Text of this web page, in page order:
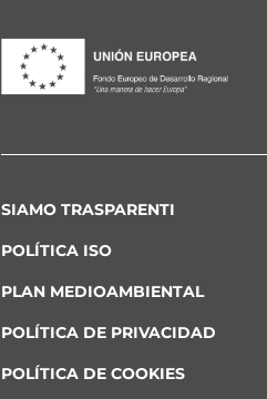
SIAMO TRASPARENTI
POLÍTICA ISO
PLAN MEDIOAMBIENTAL
POLÍTICA DE PRIVACIDAD
POLÍTICA DE COOKIES